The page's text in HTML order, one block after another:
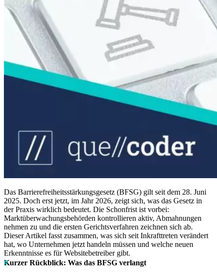
Das Barrierefreiheitsstärkungsgesetz (BFSG) gilt seit dem 28. Juni
2025. Doch erst jetzt, im Jahr 2026, zeigt sich, was das Gesetz in
der Praxis wirklich bedeutet. Die Schonfrist ist vorbei:
Marktüberwachungsbehörden kontrollieren aktiv, Abmahnungen
nehmen zu und die ersten Gerichtsverfahren zeichnen sich ab.
Dieser Artikel fasst zusammen, was sich seit Inkrafttreten verändert
hat, wo Unternehmen jetzt handeln müssen und welche neuen
Erkenntnisse es für Websitebetreiber gibt.
Kurzer Rückblick: Was das BFSG verlangt